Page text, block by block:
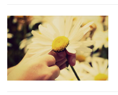
其实双数的
为什么要选择谐